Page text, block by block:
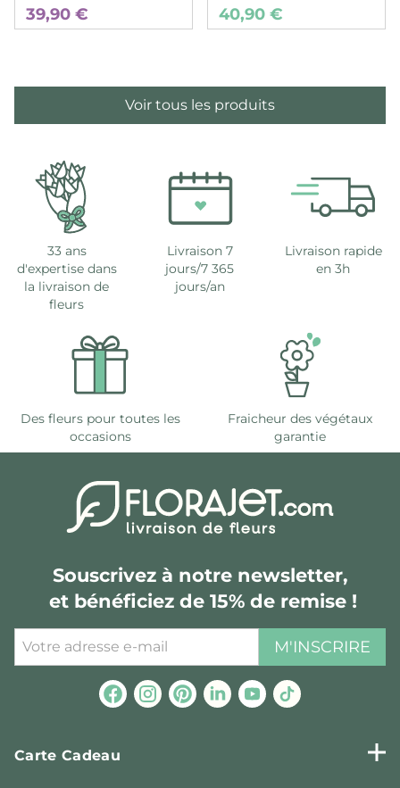
39,90 € 40,90 €
Voir tous les produits
33 ans
d'expertise dans
la livraison de
fleurs
Livraison 7
jours/7 365
jours/an
Livraison rapide
en 3h
Des fleurs pour toutes les
occasions
Fraicheur des végétaux
garantie
Souscrivez à notre newsletter,
et bénéficiez de 15% de remise !
M'INSCRIRE
Carte Cadeau